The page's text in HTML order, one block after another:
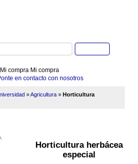
Mi compra
en contacto con nosotros
»Agricultura » Horticultura
Horticultura herbácea
especial